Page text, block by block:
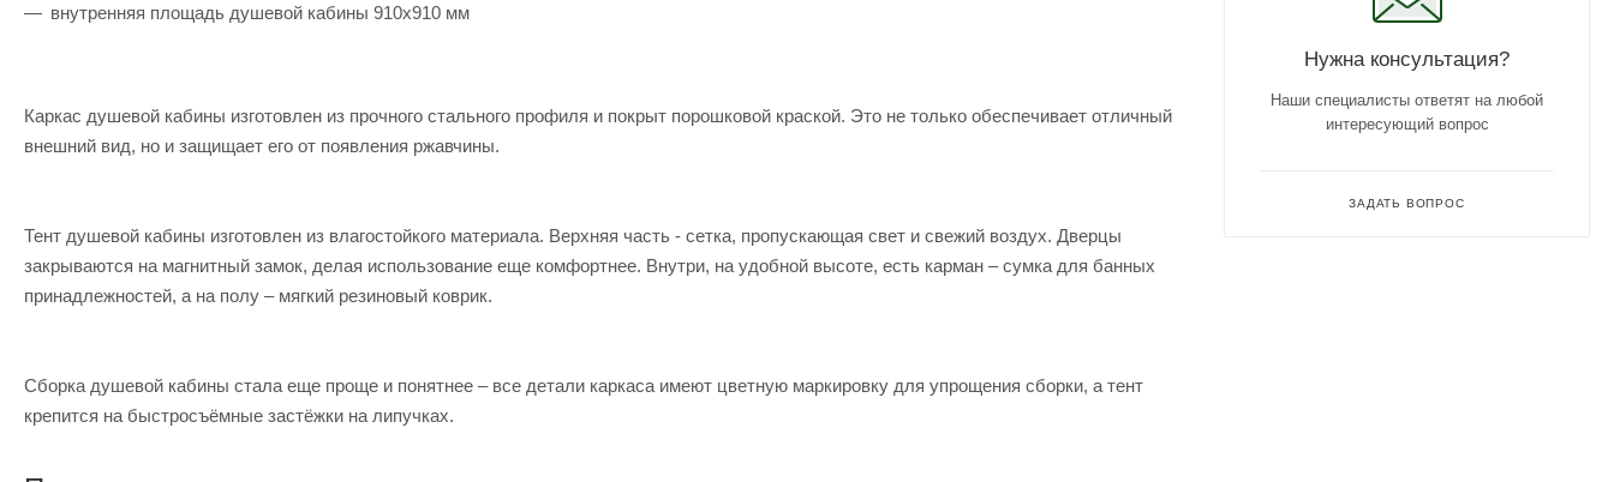
внутренняя площадь душевой кабины 910х910 мм
Каркас душевой кабины изготовлен из прочного стального профиля и покрыт порошковой краской. Это не только обеспечивает отличный
внешний вид, но и защищает его от появления ржавчины.
Тент душевой кабины изготовлен из влагостойкого материала. Верхняя часть - сетка, пропускающая свет и свежий воздух. Дверцы
закрываются на магнитный замок, делая использование еще комфортнее. Внутри, на удобной высоте, есть карман – сумка для банных
принадлежностей, а на полу – мягкий резиновый коврик.
Сборка душевой кабины стала еще проще и понятнее – все детали каркаса имеют цветную маркировку для упрощения сборки, а тент
крепится на быстросъёмные застёжки на липучках.
Нужна консультация?
Наши специалисты ответят на любой
интересующий вопрос
ЗАДАТЬ ВОПРОС